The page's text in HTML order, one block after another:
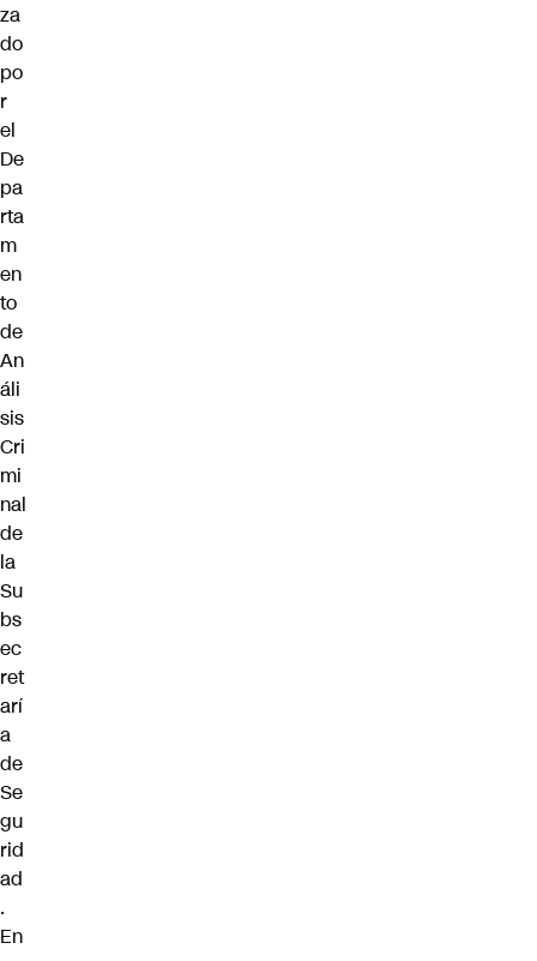
za
do
po
r
el
De
pa
rta
m
en
to
de
An
áli
sis
Cri
mi
nal
de
la
Su
bs
ec
ret
arí
a
de
Se
gu
rid
ad
.
En